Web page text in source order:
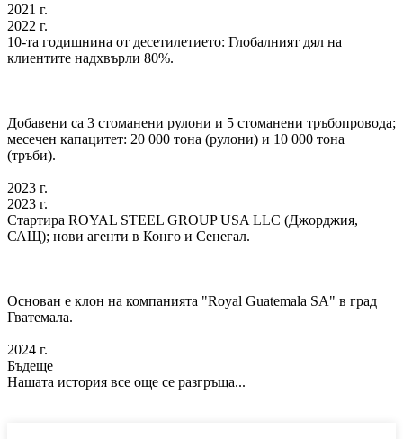
2021 г.
2022 г.
10-та годишнина от десетилетието: Глобалният дял на
клиентите надхвърли 80%.
Добавени са 3 стоманени рулони и 5 стоманени тръбопровода;
месечен капацитет: 20 000 тона (рулони) и 10 000 тона
(тръби).
2023 г.
2023 г.
Стартира ROYAL STEEL GROUP USA LLC (Джорджия,
САЩ); нови агенти в Конго и Сенегал.
Основан е клон на компанията "Royal Guatemala SA" в град
Гватемала.
2024 г.
Бъдеще
Нашата история все още се разгръща...